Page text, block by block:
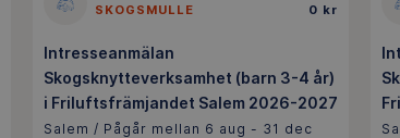
SKOGSMULLE 0 kr
Intresseanmälan
Skogsknytteverksamhet (barn 3-4 år)
i Friluftsfrämjandet Salem 2026-2027
Salem / Pågår mellan 6 aug - 31 dec